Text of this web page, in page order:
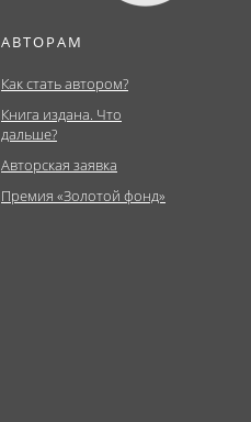
АВТОРАМ
Как стать автором?
Книга издана. Что
дальше?
Авторская заявка
Премия «Золотой фонд»